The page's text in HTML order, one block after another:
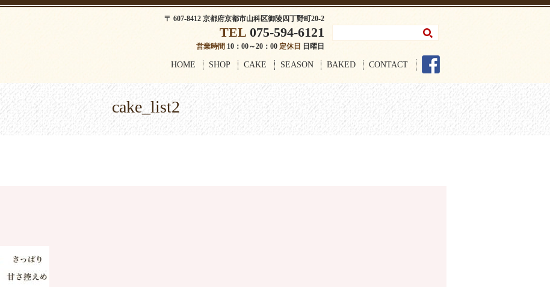
〒 607-8412 京都府京都市山科区御陵四丁野町20-2
TEL 075-594-6121
営業時間 10：00～20：00 定休日 日曜日
HOME SHOP CAKE SEASON BAKED CONTACT
cake_list2